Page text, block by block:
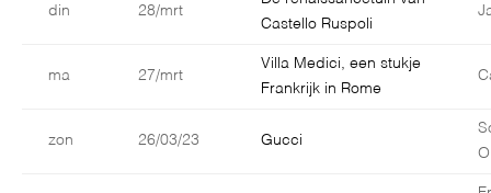
din 28/mrt
Castello Ruspoli
ma 27/mrt
Villa Medici, een stukje
Frankrijk in Rome
zon 26/03/23 Gucci